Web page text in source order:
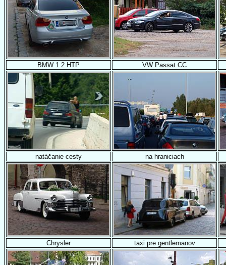
BMW 1.2 HTP VW Passat CC
natáčanie cesty na hraniciach
Chrysler taxi pre gentlemanov